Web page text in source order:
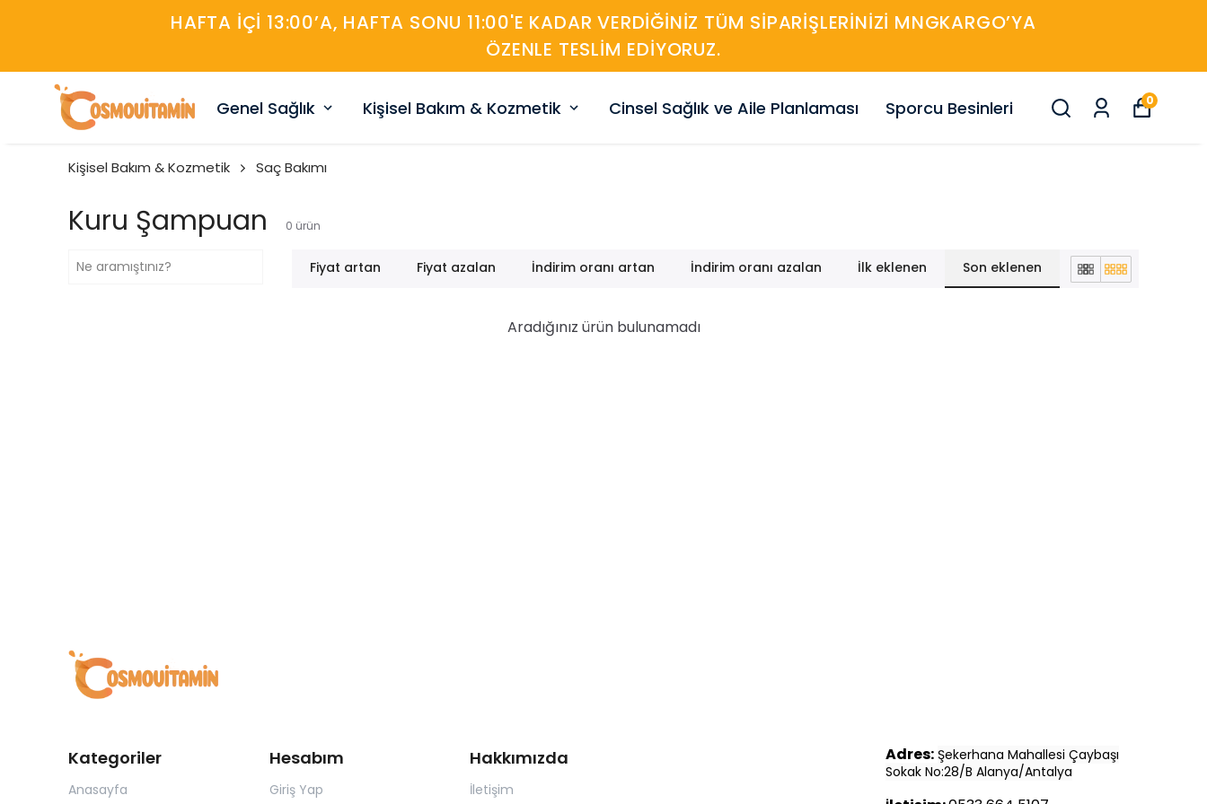
HAFTA IÇI 13:00’A, HAFTA SONU 11:00'E KADAR VERDIĞINIZ TÜM SIPARIŞLERINIZI MNGKARGO’YA
ÖZENLE TESLIM EDIYORUZ.
Genel Sağlık Kişisel Bakım & Kozmetik Cinsel Sağlık ve Aile Planlaması Sporcu Besinleri 0
Kişisel Bakım & Kozmetik Saç Bakımı
Kuru Şampuan 0 ürün
Fiyat artan Fiyat azalan İndirim oranı artan İndirim oranı azalan İlk eklenen Son eklenen
Aradığınız ürün bulunamadı
Kategoriler
Anasayfa
Hesabım
Giriş Yap
Hakkımızda
İletişim
Adres: Şekerhana Mahallesi Çaybaşı
Sokak No:28/B Alanya/Antalya